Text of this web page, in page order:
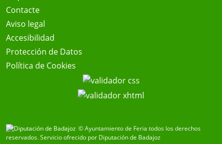
Contacte
Aviso legal
Accesibilidad
Protección de Datos
Política de Cookies
© Ayuntamiento de Feria todos los derechos
reservados.Servicio ofrecido por Diputación de Badajoz